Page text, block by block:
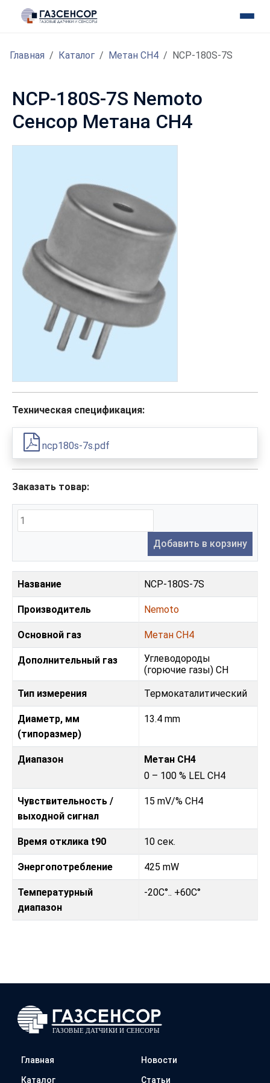
Главная Каталог Метан CH4 NCP-180S-7S
NCP-180S-7S Nemoto
Сенсор Метана CH4
Техническая спецификация:
ncp180s-7s.pdf
Заказать товар:
Добавить в корзину
Название NCP-180S-7S
Производитель Nemoto
Основной газ Метан CH4
Дополнительный газ
Углеводороды
(горючие газы) CH
Тип измерения Термокаталитический
Диаметр, мм
(типоразмер)
13.4 mm
Диапазон
Метан CH4
0 – 100 % LEL CH4
Чувствительность /
выходной сигнал
15 mV/% CH4
Время отклика t90 10 сек.
Энергопотребление 425 mW
Температурный
диапазон
-20C°.. +60C°
Главная
Каталог
Новости
Статьи